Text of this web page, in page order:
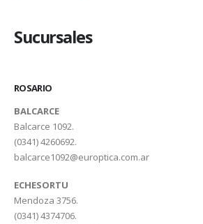
Sucursales
ROSARIO
BALCARCE
Balcarce 1092.
(0341) 4260692.
balcarce1092@europtica.com.ar
ECHESORTU
Mendoza 3756.
(0341) 4374706.